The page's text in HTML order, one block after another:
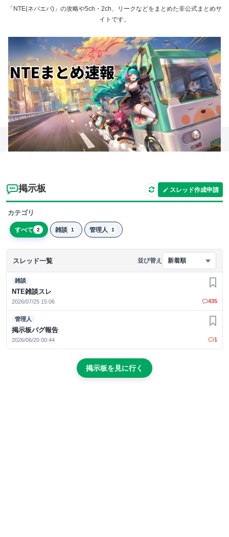
「NTE(ネバエバ)」の攻略や5ch・2ch、リークなどをまとめた非公式まとめサ
イトです。
掲示板 スレッド作成申請
カテゴリ
すべて 2 雑談 1 管理人 1
スレッド一覧 並び替え 新着順
雑談
NTE雑談スレ
2026/07/25 15:06
お気
435
管理人
掲示板バグ報告
2026/06/20 00:44
お気
1
掲示板を見に行く